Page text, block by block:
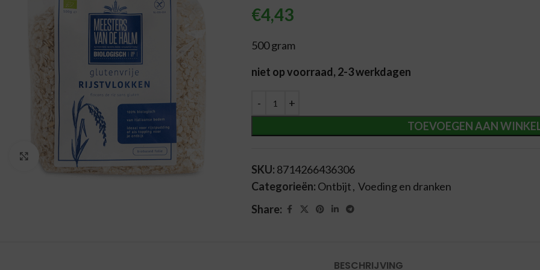
Vergroten
€4,43
500 gram
niet op voorraad, 2-3 werkdagen
TOEVOEGEN AAN
Alternative:
SKU: 8714266436306
Categorieën: Ontbijt, Voeding en dranken
Share:
BESCHRIJVING